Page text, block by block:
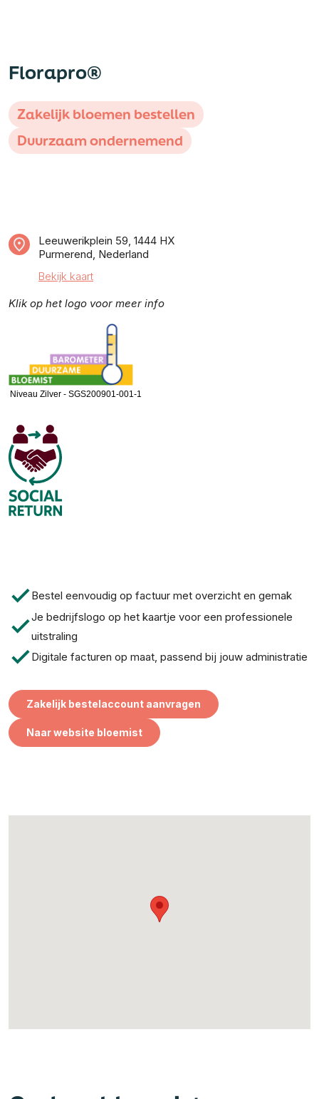
Florapro®
Zakelijk bloemen bestellen
Duurzaam ondernemend
Leeuwerikplein 59, 1444 HX
Purmerend, Nederland
Bekijk kaart
Klik op het logo voor meer info
Niveau Zilver - SGS200901-001-1
checkBestel eenvoudig op factuur met overzicht en gemak
checkJe bedrijfslogo op het kaartje voor een professionele
uitstraling
checkDigitale facturen op maat, passend bij jouw administratie
Zakelijk bestelaccount aanvragen
Naar website bloemist